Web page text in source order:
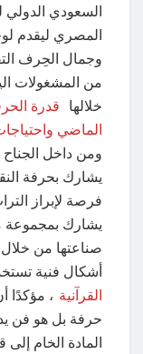
السعودي الدولي
المصري ليقدم
وجمال الحِرف
من المشغولات
خلالها قدرة
الماضي
ومن داخل
يشارك بحرفة
فرصة لإبراز
يشارك بمجموعة
صناعتها من
أشكال فنية
القرآنية ، مؤكدًا
حرفة بل هو فن
المادة الخام